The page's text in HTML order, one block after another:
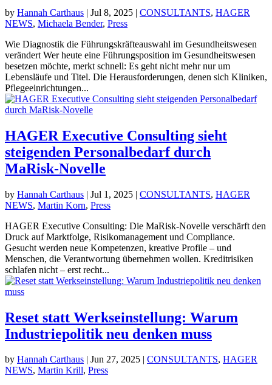
by Hannah Carthaus | Jul 8, 2025 | CONSULTANTS, HAGER
NEWS, Michaela Bender, Press
Wie Diagnostik die Führungskräfteauswahl im Gesundheitswesen
verändert Wer heute eine Führungsposition im Gesundheitswesen
besetzen möchte, merkt schnell: Es geht nicht mehr nur um
Lebensläufe und Titel. Die Herausforderungen, denen sich Kliniken,
Pflegeeinrichtungen...
HAGER Executive Consulting sieht
steigenden Personalbedarf durch
MaRisk-Novelle
by Hannah Carthaus | Jul 1, 2025 | CONSULTANTS, HAGER
NEWS, Martin Korn, Press
HAGER Executive Consulting: Die MaRisk-Novelle verschärft den
Druck auf Marktfolge, Risikomanagement und Compliance.
Gesucht werden neue Kompetenzen, kreative Profile – und
Menschen, die Verantwortung übernehmen wollen. Kreditrisiken
schlafen nicht – erst recht...
Reset statt Werkseinstellung: Warum
Industriepolitik neu denken muss
by Hannah Carthaus | Jun 27, 2025 | CONSULTANTS, HAGER
NEWS, Martin Krill, Press